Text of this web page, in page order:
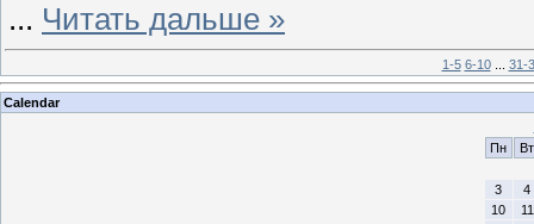
... Читать дальше »
1-5 6-10 31-
Calendar
Пн
Вт
3
4
10
11